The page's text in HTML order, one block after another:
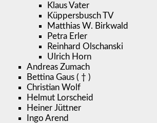
Klaus Vater
Küppersbusch TV
Matthias W. Birkwald
Petra Erler
Reinhard Olschanski
Ulrich Horn
Andreas Zumach
Bettina Gaus ( † )
Christian Wolf
Helmut Lorscheid
Heiner Jüttner
Ingo Arend